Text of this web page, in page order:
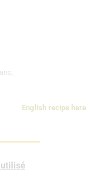
English recipe here